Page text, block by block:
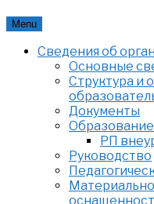
Skip
content
Menu
Сведения об
Основные
Структура и
Документы
Образование
РП
Руководство